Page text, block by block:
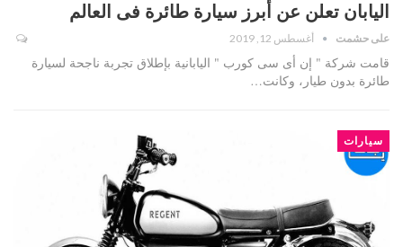
اليابان تعلن عن أبرز سيارة طائرة فى العالم
على حشمت أغسطس 12, 2019
قامت شركة " إن أى سى كورب " اليابانية بإطلاق تجربة ناجحة لسيارة
طائرة بدون طيار، وكانت…
سيارات